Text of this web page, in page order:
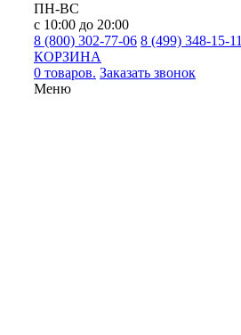
ПН-ВС
с 10:00 до 20:00
8 (800) 302-77-06 8 (499) 348-15-11
КОРЗИНА
0 товаров. Заказать звонок
Меню